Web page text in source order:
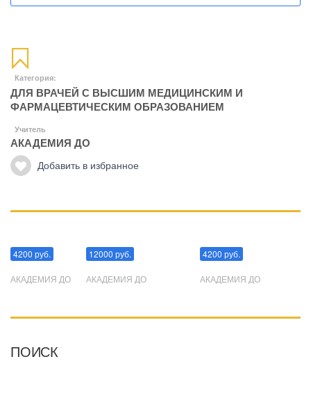
Категория:
ДЛЯ ВРАЧЕЙ С ВЫСШИМ МЕДИЦИНСКИМ И
ФАРМАЦЕВТИЧЕСКИМ ОБРАЗОВАНИЕМ
Учитель
АКАДЕМИЯ ДО
Добавить в избранное
4200 руб.
АКАДЕМИЯ ДО
12000 руб.
АКАДЕМИЯ ДО
4200 руб.
АКАДЕМИЯ ДО
ПОИСК